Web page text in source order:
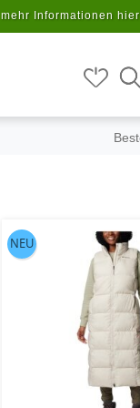
mehr Informationen hier
NEU